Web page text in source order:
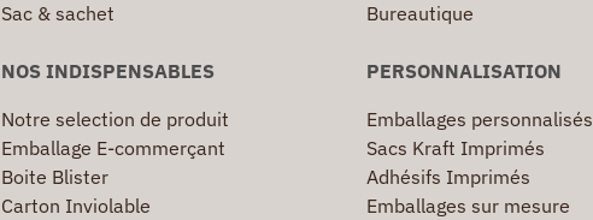
Sac & sachet
Bureautique
NOS INDISPENSABLES
Notre selection de produit
Emballage E-commerçant
Boite Blister
Carton Inviolable
PERSONNALISATION
Emballages personnalisés
Sacs Kraft Imprimés
Adhésifs Imprimés
Emballages sur mesure